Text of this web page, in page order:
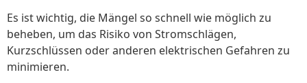
Es ist wichtig, die Mängel so schnell wie möglich zu
beheben, um das Risiko von Stromschlägen,
Kurzschlüssen oder anderen elektrischen Gefahren zu
minimieren.